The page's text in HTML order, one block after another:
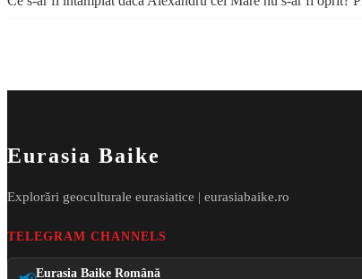
Eurasia Baike
Explorări geoculturale eurasiatice | eurasiabaike.ro
TELEGRAM CHANNELS
Eurasia Baike Română